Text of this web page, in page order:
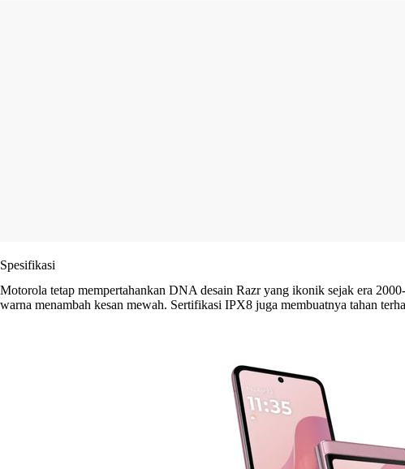
Spesifikasi
Motorola tetap mempertahankan DNA desain Razr yang ikonik sejak era
warna menambah kesan mewah. Sertifikasi IPX8 juga membuatnya tahan